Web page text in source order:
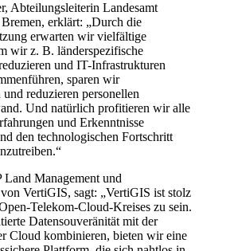
Abteilungsleiterin Landesamt
erklärt: „Durch die
erwarten wir vielfältige
wir z. B. länderspezifische
und IT-Infrastrukturen
sparen wir
reduzieren personellen
Und natürlich profitieren wir alle
und Erkenntnisse
den technologischen Fortschritt
Management und
VertiGIS, sagt: „VertiGIS ist stolz
Telekom-Cloud-Kreises zu sein.
Datensouveränität mit der
Cloud kombinieren, bieten wir eine